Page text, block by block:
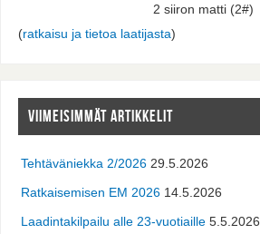
2 siiron matti (2#)
(ratkaisu ja tietoa laatijasta)
VIIMEISIMMÄT ARTIKKELIT
Tehtäväniekka 2/2026 29.5.2026
Ratkaisemisen EM 2026 14.5.2026
Laadintakilpailu alle 23-vuotiaille 5.5.2026